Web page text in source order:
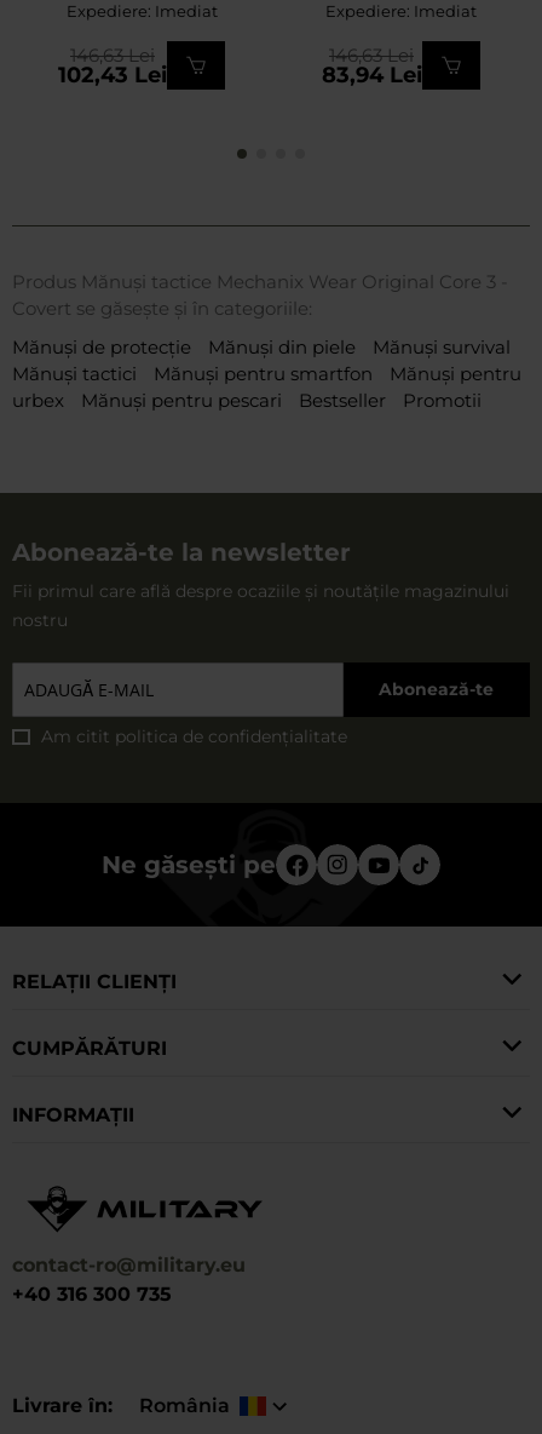
Expediere: Imediat
102,43 Lei
146,63 Lei
Expediere: Imediat
83,94 Lei
146,63 Lei
Produs Mănuși tactice Mechanix Wear Original Core 3 -
Covert se găsește și în categoriile:
Mănuși de protecție
Mănuși din piele
Mănuși survival
Mănuși tactici
Mănuși pentru smartfon
Mănuși pentru
urbex
Mănuși pentru pescari Bestseller Promotii
Abonează-te la newsletter
Fii primul care află despre ocaziile și noutățile magazinului
nostru
Abonează-te
Am citit politica de confidențialitate
Ne găsești pe
contact-ro@military.eu
+40 316 300 735
Livrare în România
RELAȚII CLIENȚI
CUMPĂRĂTURI
INFORMAȚII